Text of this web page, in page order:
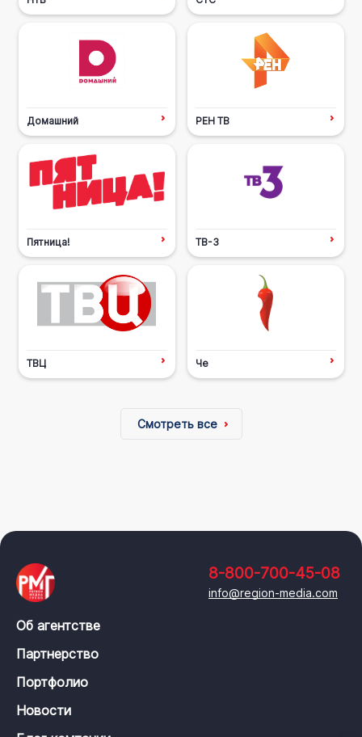
Домашний РЕН ТВ
Пятница! ТВ-3
ТВЦ Че
Смотреть все
8-800-700-45-08
info@region-media.com
Об агентстве
Партнерство
Портфолио
Новости